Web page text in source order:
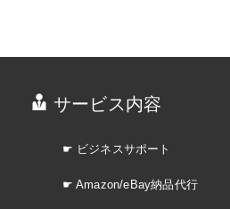
サービス内容
☛ ビジネスサポート
☛ Amazon/eBay納品代行